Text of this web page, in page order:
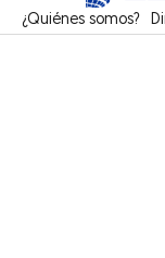
¿Quiénes somos?